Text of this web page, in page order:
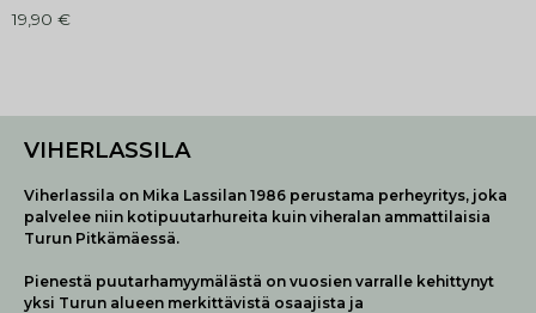
19,90 €
VIHERLASSILA
Viherlassila on Mika Lassilan 1986 perustama perheyritys, joka
palvelee niin kotipuutarhureita kuin viheralan ammattilaisia
Turun Pitkämäessä.
Pienestä puutarhamyymälästä on vuosien varralle kehittynyt
yksi Turun alueen merkittävistä osaajista ja